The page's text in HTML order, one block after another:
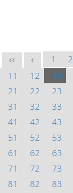
<< < 1 2
11
12 13
21
22 23
31
32 33
41
42 43
51
52 53
61
62 63
71
72 73
81
82 83